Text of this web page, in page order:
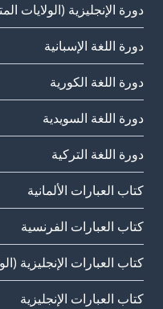
دورة الإنجليزية (الولايات
دورة اللغة الإسبانية
دورة اللغة الكورية
دورة اللغة السويدية
دورة اللغة التركية
كتاب العبارات الألمانية
كتاب العبارات الفرنسية
كتاب العبارات الإنجليزية
كتاب العبارات الإنجليزية